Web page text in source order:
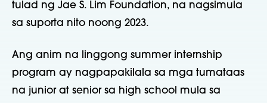
tulad ng Jae S. Lim Foundation, na nagsimula
sa suporta nito noong 2023.
Ang anim na linggong summer internship
program ay nagpapakilala sa mga tumataas
na junior at senior sa high school mula sa